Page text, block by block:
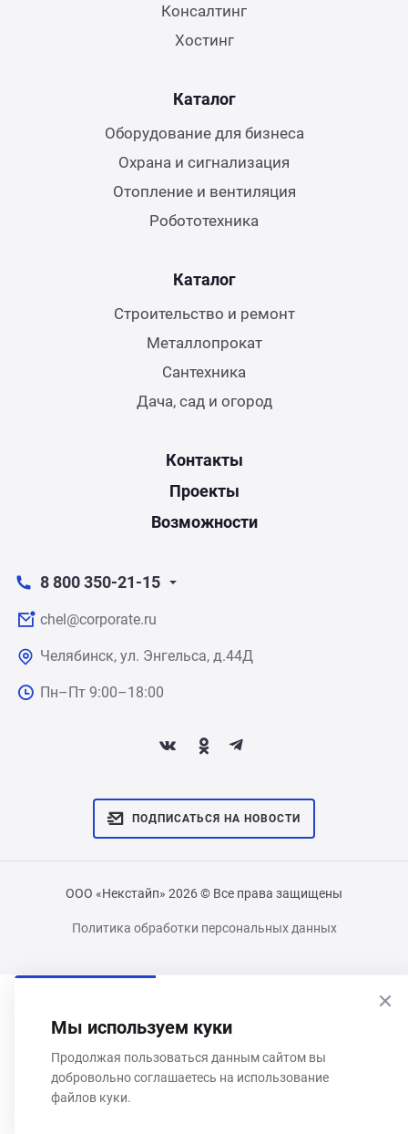
ПОДПИСАТЬСЯ НА НОВОСТИ
Консалтинг
Хостинг
Каталог
Оборудование для бизнеса
Охрана и сигнализация
Отопление и вентиляция
Робототехника
Каталог
Строительство и ремонт
Металлопрокат
Сантехника
Дача, сад и огород
Контакты
Проекты
Возможности
8 800 350-21-15
chel@corporate.ru
Челябинск, ул. Энгельса, д.44Д
Пн–Пт 9:00–18:00
ООО «Некстайп» 2026 © Все права защищены
Политика обработки персональных данных
Мы используем куки
Продолжая пользоваться данным сайтом вы
добровольно соглашаетесь на использование
файлов куки.